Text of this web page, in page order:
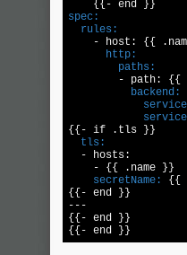
spec:
  rules:
      http:
        paths:
- path: {{
          backend:
  tls:
- hosts:
    secretName:
{{
{{- end }}
---
{{- end }}